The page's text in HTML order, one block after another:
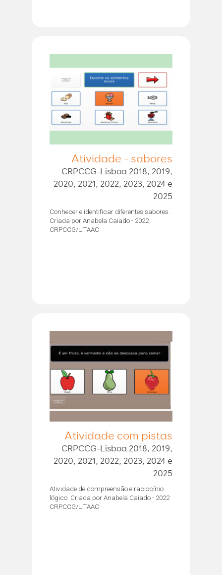
Atividade - sabores
CRPCCG-Lisboa 2018, 2019,
2020, 2021, 2022, 2023, 2024 e
2025
Conhecer e identificar diferentes sabores.
Criada por Anabela Caiado - 2022
CRPCCG/UTAAC
Atividade com pistas
CRPCCG-Lisboa 2018, 2019,
2020, 2021, 2022, 2023, 2024 e
2025
Atividade de compreensão e raciocínio
lógico. Criada por Anabela Caiado - 2022
CRPCCG/UTAAC